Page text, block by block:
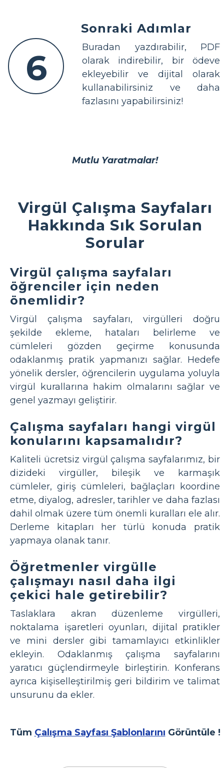
6
Sonraki Adımlar
Buradan yazdırabilir, PDF
olarak indirebilir, bir ödeve
ekleyebilir ve dijital olarak
kullanabilirsiniz ve daha
fazlasını yapabilirsiniz!
Mutlu Yaratmalar!
Virgül Çalışma Sayfaları
Hakkında Sık Sorulan
Sorular
Virgül çalışma sayfaları
öğrenciler için neden
önemlidir?
Virgül çalışma sayfaları, virgülleri doğru
şekilde ekleme, hataları belirleme ve
cümleleri gözden geçirme konusunda
odaklanmış pratik yapmanızı sağlar. Hedefe
yönelik dersler, öğrencilerin uygulama yoluyla
virgül kurallarına hakim olmalarını sağlar ve
genel yazmayı geliştirir.
Çalışma sayfaları hangi virgül
konularını kapsamalıdır?
Kaliteli ücretsiz virgül çalışma sayfalarımız, bir
dizideki virgüller, bileşik ve karmaşık
cümleler, giriş cümleleri, bağlaçları koordine
etme, diyalog, adresler, tarihler ve daha fazlası
dahil olmak üzere tüm önemli kuralları ele alır.
Derleme kitapları her türlü konuda pratik
yapmaya olanak tanır.
Öğretmenler virgülle
çalışmayı nasıl daha ilgi
çekici hale getirebilir?
Taslaklara akran düzenleme virgülleri,
noktalama işaretleri oyunları, dijital pratikler
ve mini dersler gibi tamamlayıcı etkinlikler
ekleyin. Odaklanmış çalışma sayfalarını
yaratıcı güçlendirmeyle birleştirin. Konferans
ayrıca kişiselleştirilmiş geri bildirim ve talimat
unsurunu da ekler.
Tüm Çalışma Sayfası Şablonlarını Görüntüle !